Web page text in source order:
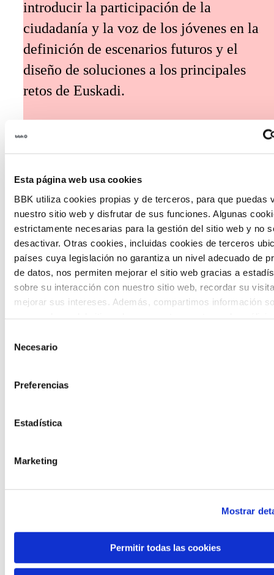
Esta página web usa cookies
BBK utiliza cookies propias y de terceros, para que puedas
nuestro sitio web y disfrutar de sus funciones. Algunas
estrictamente necesarias para la gestión del sitio web y no
desactivar. Otras cookies, incluidas cookies de terceros
países cuya legislación no garantiza un nivel adecuado de
de datos, nos permiten mejorar el sitio web gracias a
sobre su interacción con nuestro sitio web, recordar su
mejorar sus intereses. Además, compartimos información
proporcionado o que hayan recopilado a partir del uso que
Necesario
Preferencias
Estadística
Marketing
Mostrar
Permitir todas las cookies
introducir la participación de la
ciudadanía y la voz de los jóvenes en la
definición de escenarios futuros y el
diseño de soluciones a los principales
retos de Euskadi.
The Future Game
The Future Game es un laboratorio de
participación juvenil que recoge las
cosmovisiones de las nuevas generaciones
en las temáticas que más les preocupan
hacia el futuro a través de una experiencia
Convocatorias
Generación de
conocimiento